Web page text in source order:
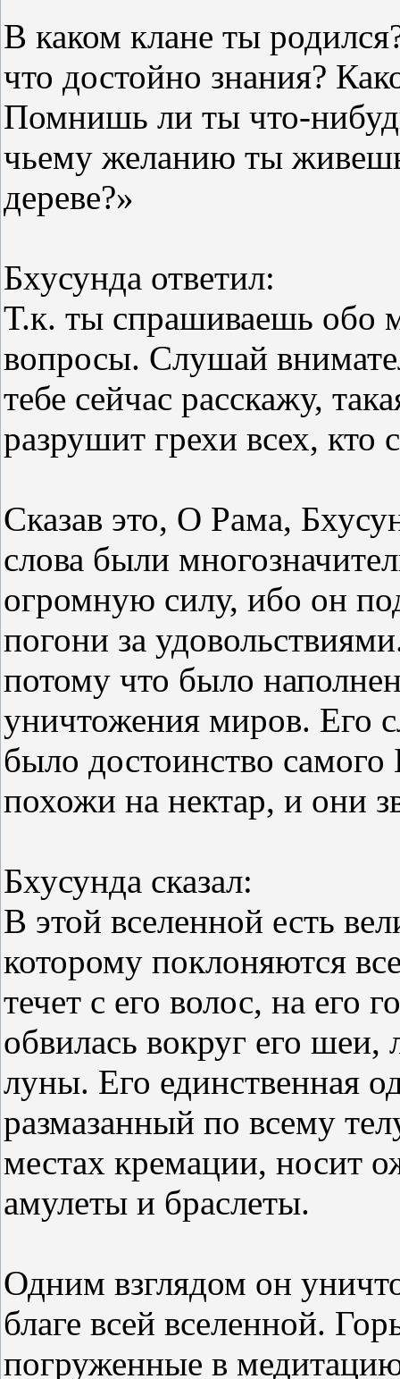
В каком клане ты
что достойно знания?
Помнишь ли ты что-
чьему желанию ты
дереве?»
Бхусунда ответил:
Т.к. ты спрашиваешь обо
вопросы. Слушай
тебе сейчас расскажу,
разрушит грехи всех, кто
Сказав это, О Рама,
слова были
огромную силу, ибо он
погони за
потому что было
уничтожения миров. Его
было достоинство
похожи на нектар, и они
Бхусунда сказал:
В этой вселенной есть
которому поклоняются
течет с его волос, на его
обвилась вокруг его шеи,
луны. Его единственная
размазанный по всему
местах кремации, носит
амулеты и браслеты.
Одним взглядом он
благе всей вселенной.
погруженные в